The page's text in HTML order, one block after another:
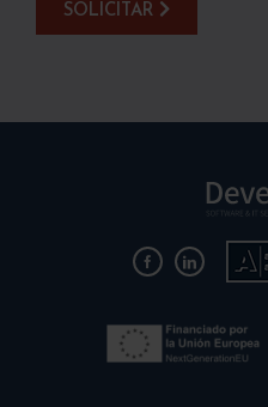
SOLICITAR